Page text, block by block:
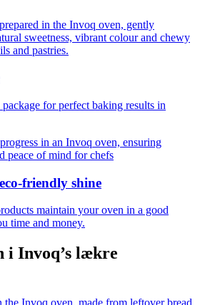
for perfect baking results in
friendly shine
maintain your oven in a good
time and money.
i Invoq’s lækre